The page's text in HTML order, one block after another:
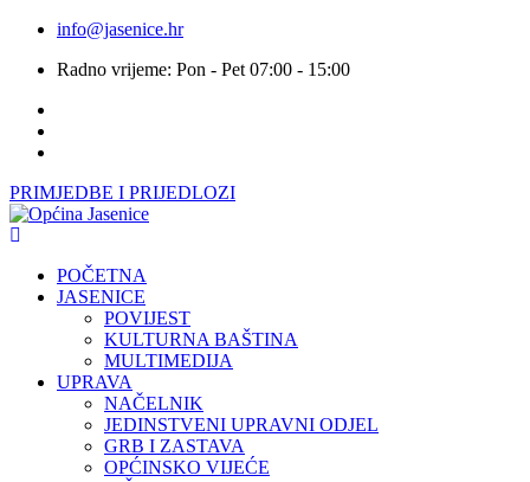
info@jasenice.hr
Radno vrijeme: Pon - Pet 07:00 - 15:00
PRIMJEDBE I PRIJEDLOZI
POČETNA
JASENICE
POVIJEST
KULTURNA BAŠTINA
MULTIMEDIJA
UPRAVA
NAČELNIK
JEDINSTVENI UPRAVNI ODJEL
GRB I ZASTAVA
OPĆINSKO VIJEĆE